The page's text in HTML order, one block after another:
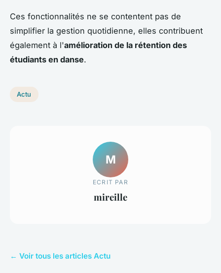
Ces fonctionnalités ne se contentent pas de
simplifier la gestion quotidienne, elles contribuent
également à l'amélioration de la rétention des
étudiants en danse.
Actu
M
ECRIT PAR
mireille
← Voir tous les articles Actu